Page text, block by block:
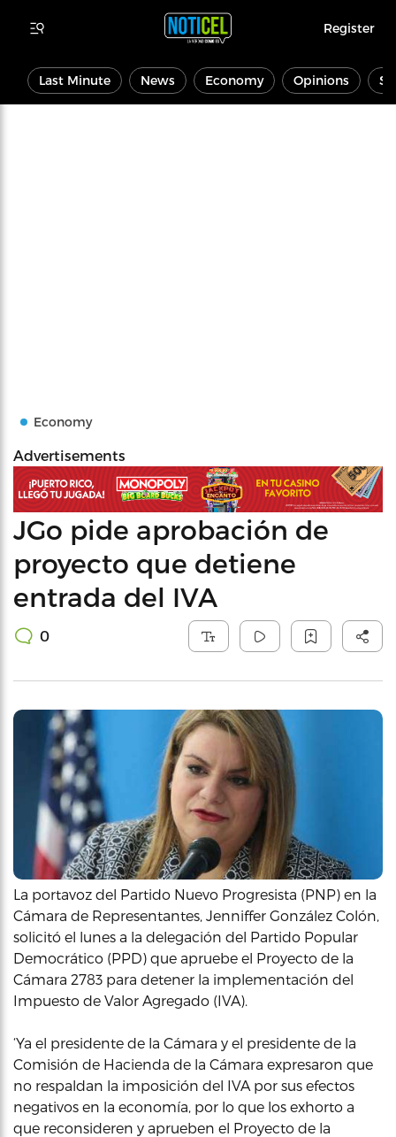
Register
Last Minute News Economy Opinions
Economy
Advertisements
JGo pide aprobación de
proyecto que detiene
entrada del IVA
0
La portavoz del Partido Nuevo Progresista (PNP) en la
Cámara de Representantes, Jenniffer González Colón,
solicitó el lunes a la delegación del Partido Popular
Democrático (PPD) que apruebe el Proyecto de la
Cámara 2783 para detener la implementación del
Impuesto de Valor Agregado (IVA).
‘Ya el presidente de la Cámara y el presidente de la
Comisión de Hacienda de la Cámara expresaron que
no respaldan la imposición del IVA por sus efectos
negativos en la economía, por lo que los exhorto a
que reconsideren y aprueben el Proyecto de la